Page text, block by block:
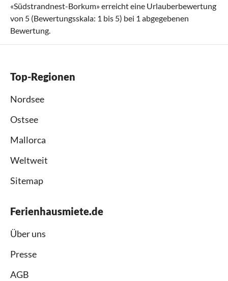
«Südstrandnest-Borkum» erreicht eine Urlauberbewertung
von 5 (Bewertungsskala: 1 bis 5) bei 1 abgegebenen
Bewertung.
Top-Regionen
Nordsee
Ostsee
Mallorca
Weltweit
Sitemap
Ferienhausmiete.de
Über uns
Presse
AGB